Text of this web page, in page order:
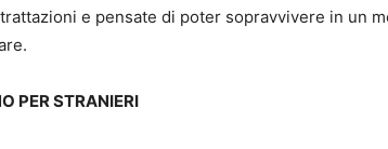
e pensate di poter sopravvivere in un
PER STRANIERI